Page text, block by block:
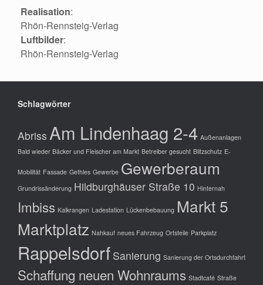
Realisation:
Rhön-Rennsteig-Verlag
Luftbilder:
Rhön-Rennsteig-Verlag
Schlagwörter
Abriss Am Lindenhaag 2-4 Außenanlagen
Bald wieder Bäcker und Fleischer am Markt Betreiber gesucht Blitzschutz E-
Mobilität Fassade Gethles Gewerbe Gewerberaum
Grundrissänderung Hildburghäuser Straße 10 Hinternah
Imbiss Kalkrangen Ladestation Lückenbebauung Markt 5
Marktplatz Nahkauf neues Fahrzeug Ortsteile Parkplatz
Rappelsdorf Sanierung Sanierung der Ortsdurchfahrt
Schaffung neuen Wohnraums Stadtcafé Straße